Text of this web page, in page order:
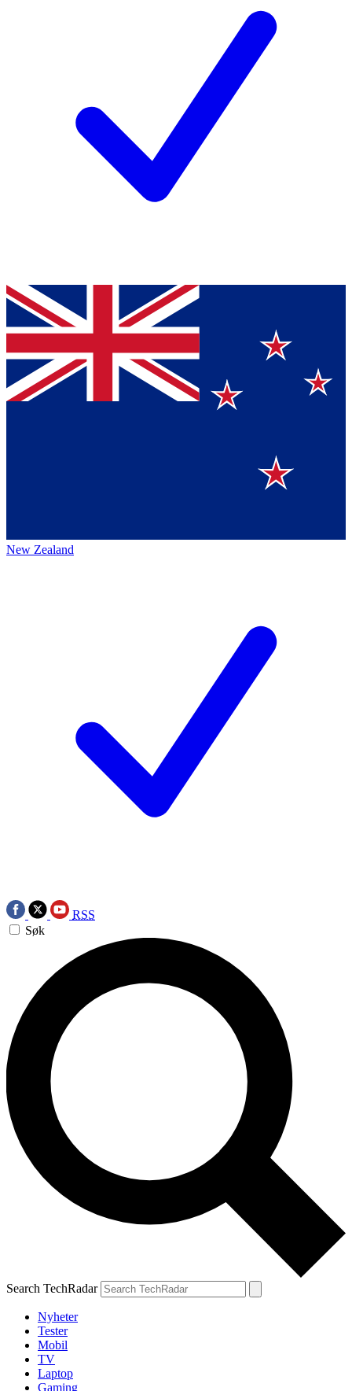
New Zealand
RSS
Søk
Search TechRadar
Nyheter
Tester
Mobil
TV
Laptop
Gaming